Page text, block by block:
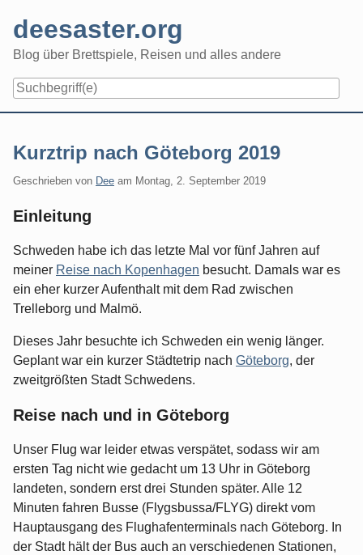
content
deesaster.org
Blog über Brettspiele, Reisen und alles andere
Kurztrip nach Göteborg 2019
Geschrieben von Dee am Montag, 2. September 2019
Einleitung
Schweden habe ich das letzte Mal vor fünf Jahren auf
meiner Reise nach Kopenhagen besucht. Damals war es
ein eher kurzer Aufenthalt mit dem Rad zwischen
Trelleborg und Malmö.
Dieses Jahr besuchte ich Schweden ein wenig länger.
Geplant war ein kurzer Städtetrip nach Göteborg, der
zweitgrößten Stadt Schwedens.
Reise nach und in Göteborg
Unser Flug war leider etwas verspätet, sodass wir am
ersten Tag nicht wie gedacht um 13 Uhr in Göteborg
landeten, sondern erst drei Stunden später. Alle 12
Minuten fahren Busse (Flygsbussa/FLYG) direkt vom
Hauptausgang des Flughafenterminals nach Göteborg. In
der Stadt hält der Bus auch an verschiedenen Stationen,